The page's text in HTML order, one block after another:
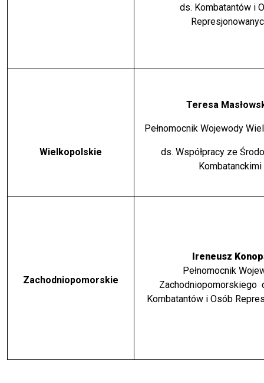
ds. Kombatantów i
Wielkopolskie
Teresa
Pełnomocnik Wojewody
ds. Współpracy ze
Kombatanckimi
Zachodniopomorskie
Ireneusz
Pełnomocnik
Zachodniopomorskiego
Kombatantów i Osób